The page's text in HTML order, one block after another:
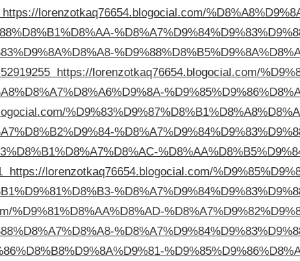
https://lorenzotkaq76654.blogocial.com/
https://lorenzotkaq76654.blogocial.com/
https://lorenzotkaq76654.blogocial.com/
%D9%81%D8%AA%D8%AD-